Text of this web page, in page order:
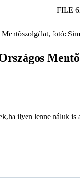
FILE
ilyen lenne náluk is